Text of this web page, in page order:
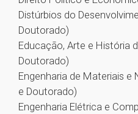
Distúrbios do
Doutorado)
Educação, Arte e História
Doutorado)
Engenharia de Materiais
e Doutorado)
Engenharia Elétrica e